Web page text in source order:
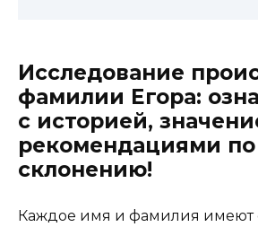
Исследование
фамилии Егора:
с историей,
рекомендациями по
склонению!
Каждое имя и фамилия имеют